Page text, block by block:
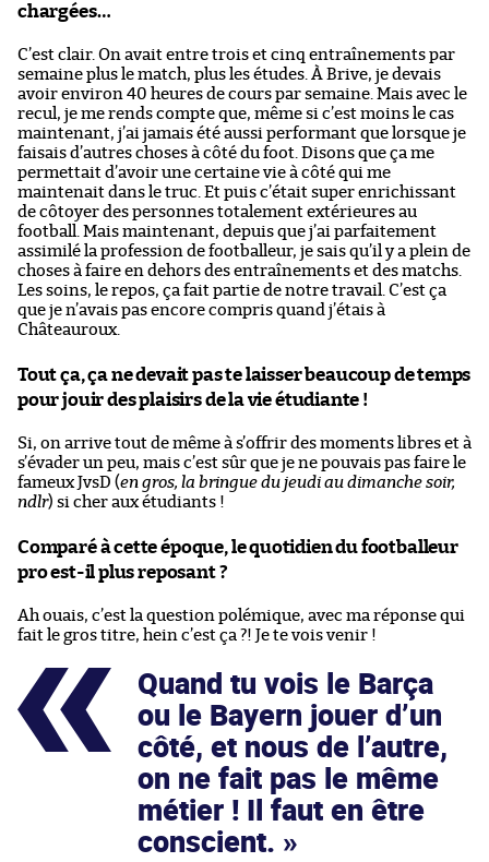
chargées…
C’est clair. On avait entre trois et cinq entraînements par
semaine plus le match, plus les études. À Brive, je devais
avoir environ 40 heures de cours par semaine. Mais avec le
recul, je me rends compte que, même si c’est moins le cas
maintenant, j’ai jamais été aussi performant que lorsque je
faisais d’autres choses à côté du foot. Disons que ça me
permettait d’avoir une certaine vie à côté qui me
maintenait dans le truc. Et puis c’était super enrichissant
de côtoyer des personnes totalement extérieures au
football. Mais maintenant, depuis que j’ai parfaitement
assimilé la profession de footballeur, je sais qu’il y a plein de
choses à faire en dehors des entraînements et des matchs.
Les soins, le repos, ça fait partie de notre travail. C’est ça
que je n’avais pas encore compris quand j’étais à
Châteauroux.
Tout ça, ça ne devait pas te laisser beaucoup de temps
pour jouir des plaisirs de la vie étudiante !
Si, on arrive tout de même à s’offrir des moments libres et à
s’évader un peu, mais c’est sûr que je ne pouvais pas faire le
fameux JvsD (en gros, la bringue du jeudi au dimanche soir,
ndlr) si cher aux étudiants !
Comparé à cette époque, le quotidien du footballeur
pro est-il plus reposant ?
Ah ouais, c’est la question polémique, avec ma réponse qui
fait le gros titre, hein c’est ça ?! Je te vois venir !
Quand tu vois le Barça
ou le Bayern jouer d’un
côté, et nous de l’autre,
on ne fait pas le même
métier ! Il faut en être
conscient.